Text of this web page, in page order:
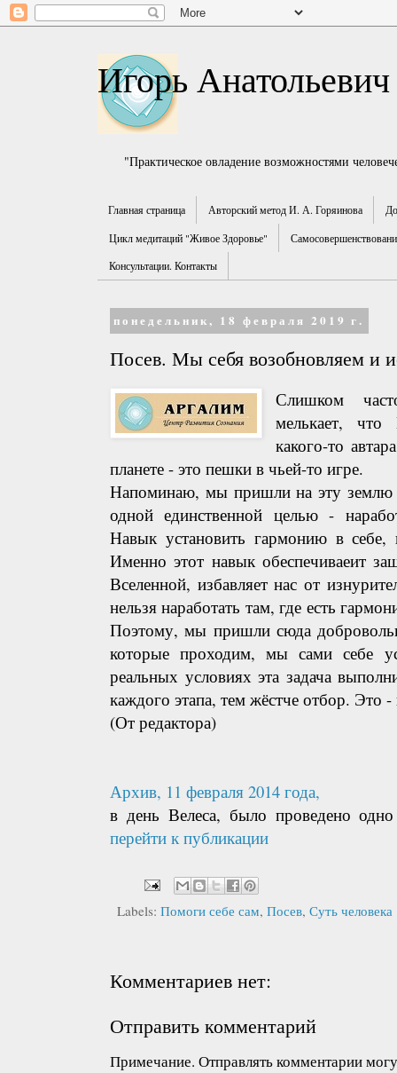
Игорь
"Практическое овладение возможностями
Главная страница Авторский метод И. А. Горяинова
Цикл медитаций "Живое Здоровье"
Консультации. Контакты
понедельник, 18 февраля 2019 г.
Посев. Мы себя возобновляем и
Слишком
мелькает,
какого-то
планете - это пешки в чьей-то игре.
Напоминаю, мы пришли на эту землю
одной единственной целью -
Навык установить гармонию в себе,
Именно этот навык обеспечиваеит
Вселенной, избавляет нас от
нельзя наработать там, где есть
Поэтому, мы пришли сюда
которые проходим, мы сами себе
реальных условиях эта задача
каждого этапа, тем жёстче отбор. Это
(От редактора)
Архив, 11 февраля 2014 года,
в день Велеса, было проведено
перейти к публикации
Labels: Помоги себе сам, Посев, Суть человека
Комментариев нет:
Отправить комментарий
Примечание. Отправлять комментарии